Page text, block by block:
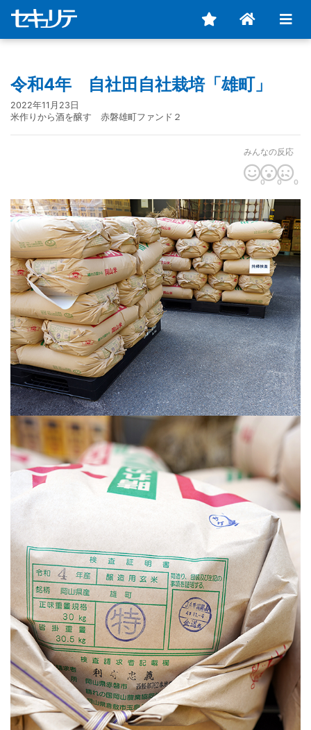
令和4年 自社田自社栽培「雄町」
2022年11月23日
米作りから酒を醸す 赤磐雄町ファンド２
みんなの反応
0 0 0